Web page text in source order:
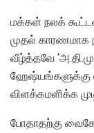
மக்கள் நலக்
முதல் காரணமாக
வீழ்த்தவே
ஹேஷ்யங்களுக்கு
விளக்கமளிக்க
போதாதற்கு